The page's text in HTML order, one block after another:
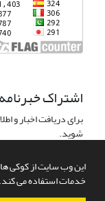
این وب سایت از کوکی ها
خدمات استفاده می کند.
اشتراک خبرنامه
برای دریافت اخبار و
شوید.